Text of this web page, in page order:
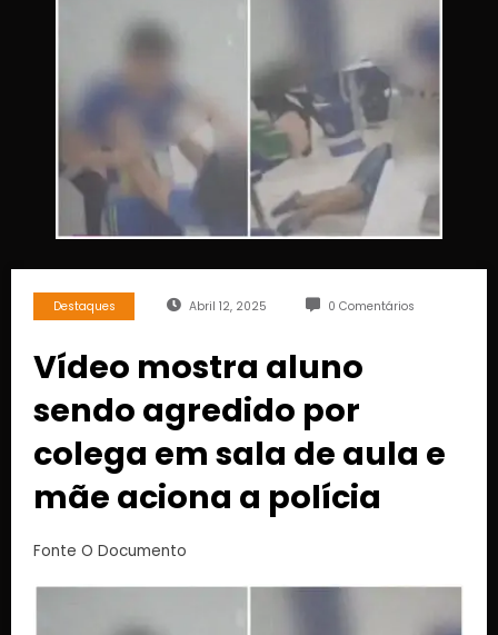
Destaques Abril 12, 2025 0 Comentários
Vídeo mostra aluno
sendo agredido por
colega em sala de aula e
mãe aciona a polícia
Fonte O Documento